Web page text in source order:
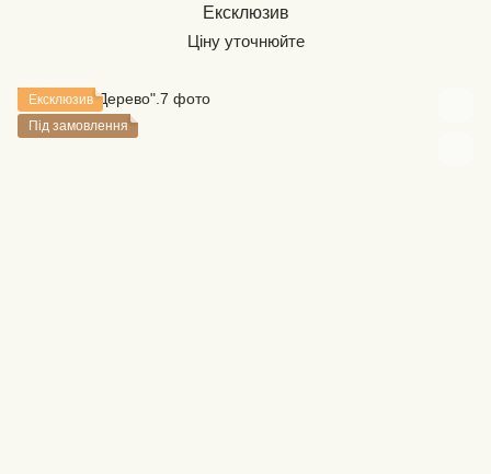
Ексклюзив
Ціну уточнюйте
Ексклюзив
Під замовлення